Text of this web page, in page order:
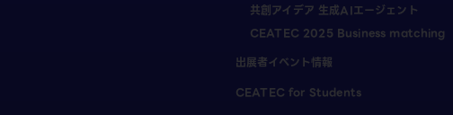
共創アイデア 生成AIエージェント
CEATEC 2025 Business matching
出展者イベント情報
CEATEC for Students